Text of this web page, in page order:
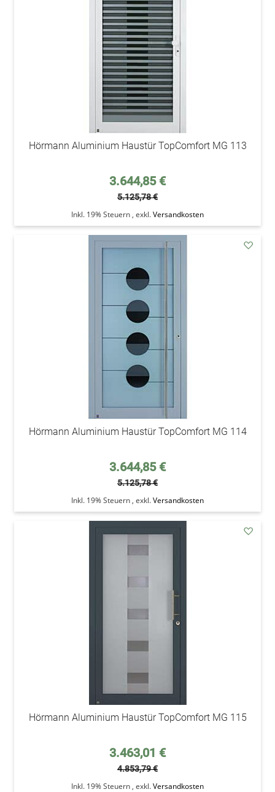
Hörmann Aluminium Haustür TopComfort MG 113
Sonderpreis
3.644,85 €
5.125,78 €
Inkl. 19% Steuern , exkl.Versandkosten
Hörmann Aluminium Haustür TopComfort MG 114
Sonderpreis
3.644,85 €
5.125,78 €
Inkl. 19% Steuern , exkl.Versandkosten
Hörmann Aluminium Haustür TopComfort MG 115
Sonderpreis
3.463,01 €
4.853,79 €
Inkl. 19% Steuern , exkl.Versandkosten